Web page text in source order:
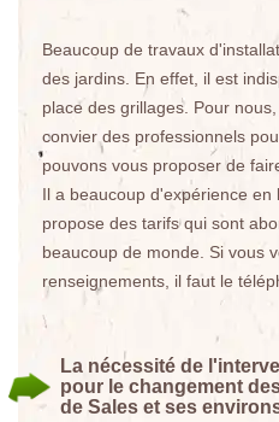
Beaucoup de travaux
des jardins. En effet, il est
place des grillages. Pour
convier des professionnels
pouvons vous proposer de
Il a beaucoup d'expérience
propose des tarifs qui sont
beaucoup de monde. Si vous
renseignements, il faut le
La nécessité de
pour le changement
de Sales et ses